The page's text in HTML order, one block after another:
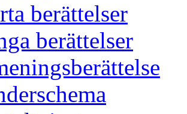
berättelser
berättelser